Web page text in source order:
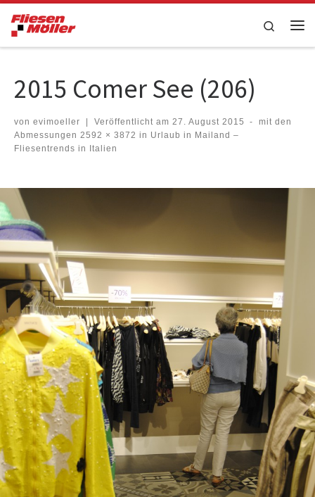
Zum Inhalt springen
Search
2015 Comer See (206)
von evimoeller Veröffentlicht am 27. August 2015 -
mit den
Abmessungen 2592 × 3872 in Urlaub in Mailand –
Fliesentrends in Italien
Bilder Navigation